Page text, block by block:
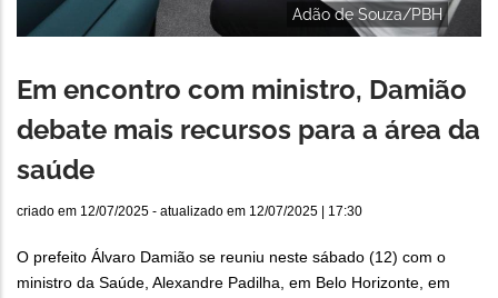
Adão de Souza/PBH
Em encontro com ministro, Damião
debate mais recursos para a área da
saúde
criado em 12/07/2025 - atualizado em 12/07/2025 | 17:30
O prefeito Álvaro Damião se reuniu neste sábado (12) com o
ministro da Saúde, Alexandre Padilha, em Belo Horizonte, em